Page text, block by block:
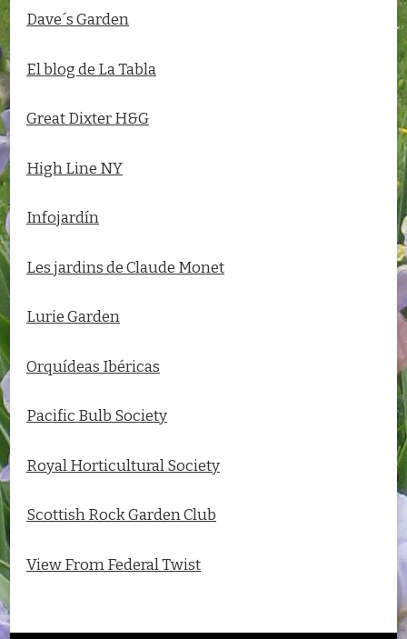
Dave´s Garden
El blog de La Tabla
Great Dixter H&G
High Line NY
Infojardín
Les jardins de Claude Monet
Lurie Garden
Orquídeas Ibéricas
Pacific Bulb Society
Royal Horticultural Society
Scottish Rock Garden Club
View From Federal Twist